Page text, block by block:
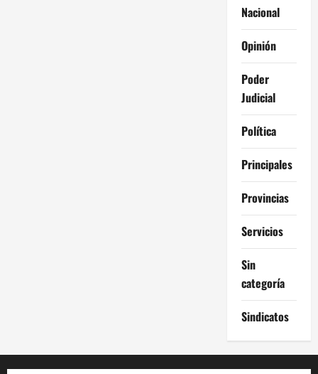
Nacional
Opinión
Poder
Judicial
Política
Principales
Provincias
Servicios
Sin
categoría
Sindicatos